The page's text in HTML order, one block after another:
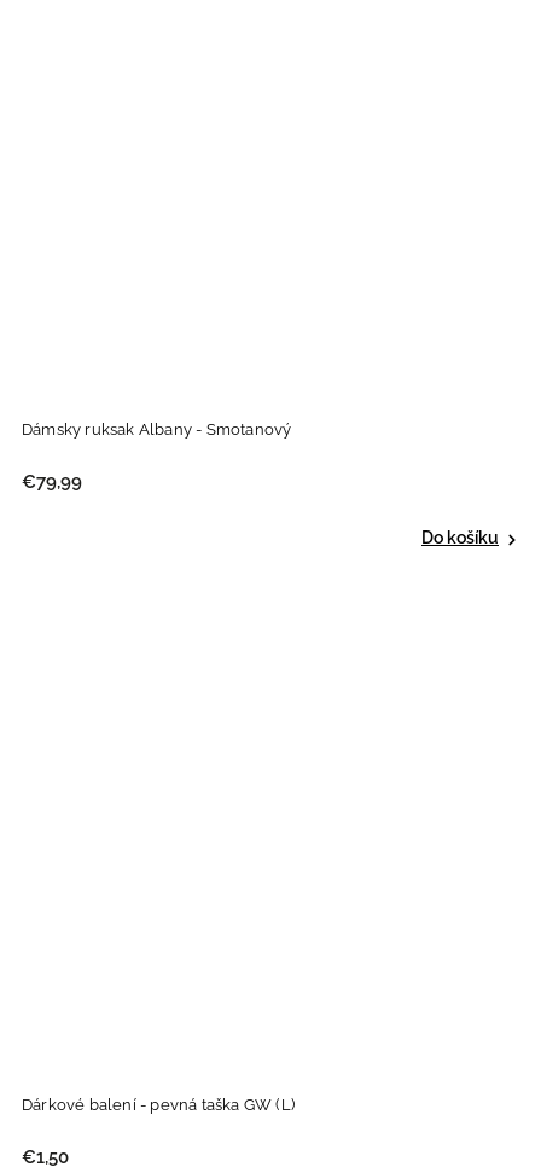
Dámsky ruksak Albany - Smotanový
€79,99
Do košíku
Dárkové balení - pevná taška GW (L)
€1,50